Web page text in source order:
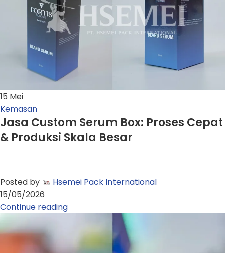
15 Mei
Kemasan
Jasa Custom Serum Box: Proses Cepat
& Produksi Skala Besar
Posted by
Hsemei Pack International
15/05/2026
Continue reading